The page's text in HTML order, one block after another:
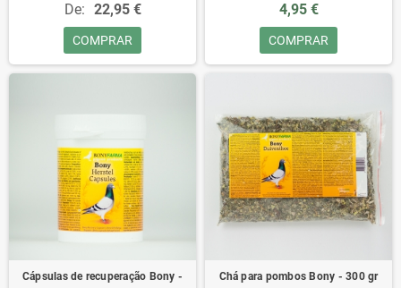
De: 22,95 €
COMPRAR
4,95 €
COMPRAR
Cápsulas de recuperação Bony -
Chá para pombos Bony - 300 gr